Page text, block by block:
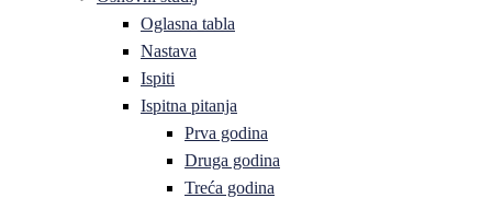
Oglasna tabla
Nastava
Ispiti
Ispitna pitanja
Prva godina
Druga godina
Treća godina